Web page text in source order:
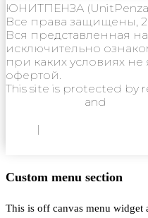
ЮНИТПЕНЗА
Все права защищены,
Вся представленная
исключительно
при каких условиях
офертой.
This site is protected by
and
|
Custom menu section
This is off canvas menu widget